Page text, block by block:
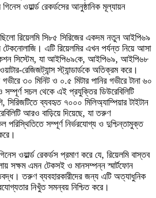
ওয়ার্ল্ড রেকর্ডসের আনুষ্ঠানিক মূল্যায়ন
রিয়েলমি সি৮৫ সিরিজের একদম নতুন আইপি৬৯
টেকনোলাজি। এটি রিয়েলমির এখন পর্যন্ত নিয়ে আসা
সিস্টেম, যা আইপি৬৯কে, আইপি৬৯, আইপি৬৮
রেজিজট্যান্স স্ট্যান্ডার্ডকে অতিক্রম করে।
গভীরে ৩০ মিনিট ও ০.৫ মিটার পানির গভীরে টানা ৬০
সম্পূর্ণ সচল থেকে এই প্রযুক্তির ডিউরেবিলিটি
সিরিজটিতে ব্যবহৃত ৭০০০ মিলিঅ্যাম্পিয়ার টাইটান
আরও বাড়িয়ে দিয়েছে, যা তরুণ
পরিস্থিতিতে সম্পূর্ণ নির্ভরযোগ্য ও দুশ্চিন্তামুক্ত
ওয়ার্ল্ড রেকর্ডস প্রমাণ করে যে, রিয়েলমি বাস্তব
সক্ষম এমন টেকসই ও মানসম্পন্ন স্মার্টফোন
তরুণ ব্যবহারকারীদের জন্য এটি অত্যাধুনিক
নিখুঁত সমন্বয় নিশ্চিত করে।